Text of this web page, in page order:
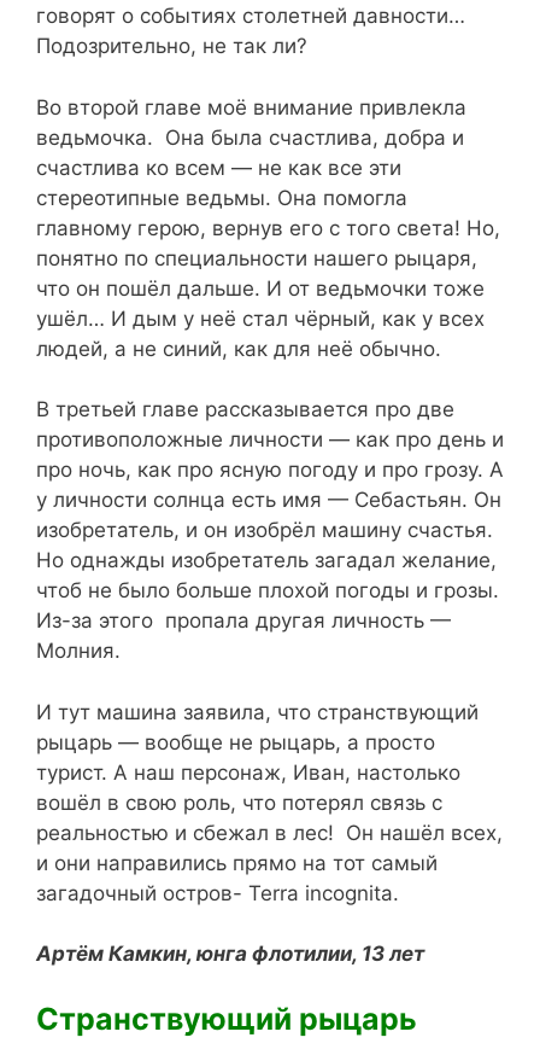
говорят о событиях столетней давности…
Подозрительно, не так ли?
Во второй главе моё внимание привлекла
ведьмочка. Она была счастлива, добра и
счастлива ко всем — не как все эти
стереотипные ведьмы. Она помогла
главному герою, вернув его с того света! Но,
понятно по специальности нашего рыцаря,
что он пошёл дальше. И от ведьмочки тоже
ушёл… И дым у неё стал чёрный, как у всех
людей, а не синий, как для неё обычно.
В третьей главе рассказывается про две
противоположные личности — как про день и
про ночь, как про ясную погоду и про грозу. А
у личности солнца есть имя — Себастьян. Он
изобретатель, и он изобрёл машину счастья.
Но однажды изобретатель загадал желание,
чтоб не было больше плохой погоды и грозы.
Из-за этого пропала другая личность —
Молния.
И тут машина заявила, что странствующий
рыцарь — вообще не рыцарь, а просто
турист. А наш персонаж, Иван, настолько
вошёл в свою роль, что потерял связь с
реальностью и сбежал в лес! Он нашёл всех,
и они направились прямо на тот самый
загадочный остров- Terra incognita.
Артём Камкин, юнга флотилии, 13 лет
Странствующий рыцарь